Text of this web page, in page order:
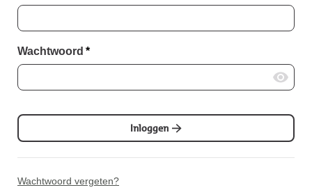
Wachtwoord *
Inloggen
Wachtwoord vergeten?